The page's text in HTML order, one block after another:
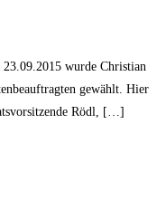
wurde Christian
gewählt. Hier
Rödl, […]